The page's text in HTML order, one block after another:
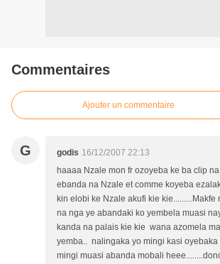
Commentaires
Ajouter un commentaire
G godis 16/12/2007 22:13
haaaa Nzale mon fr ozoyeba ke ba clip
ebanda na Nzale et comme koyeba
kin elobi ke Nzale akufi kie
na nga ye abandaki ko yembela muasi
kanda na palais kie kie wana azomela
yemba.. nalingaka yo mingi kasi oyebaka
mingi muasi abanda mobali